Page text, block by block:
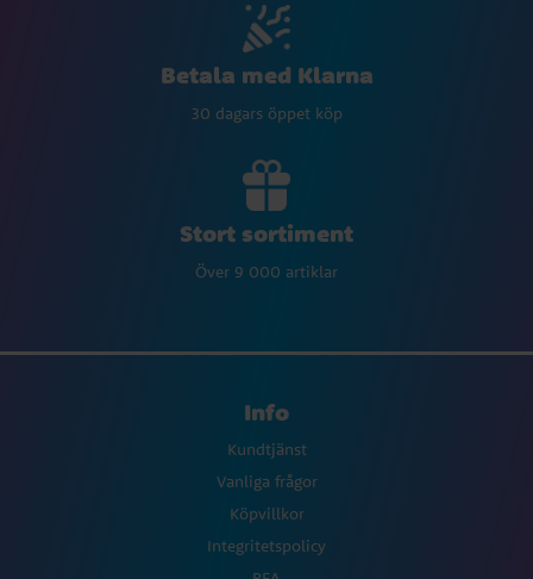
Betala med Klarna
30 dagars öppet köp
Stort sortiment
Över 9 000 artiklar
Info
Kundtjänst
Vanliga frågor
Köpvillkor
Integritetspolicy